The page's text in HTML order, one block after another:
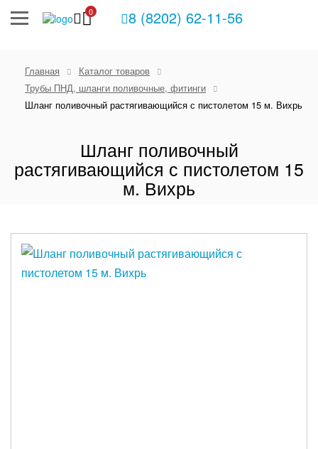
0 8 (8202) 62-11-56
Главная
Каталог товаров
Трубы ПНД, шланги поливочные, фитинги
Шланг поливочный растягивающийся с пистолетом 15 м. Вихрь
Шланг поливочный
растягивающийся с пистолетом 15
м. Вихрь